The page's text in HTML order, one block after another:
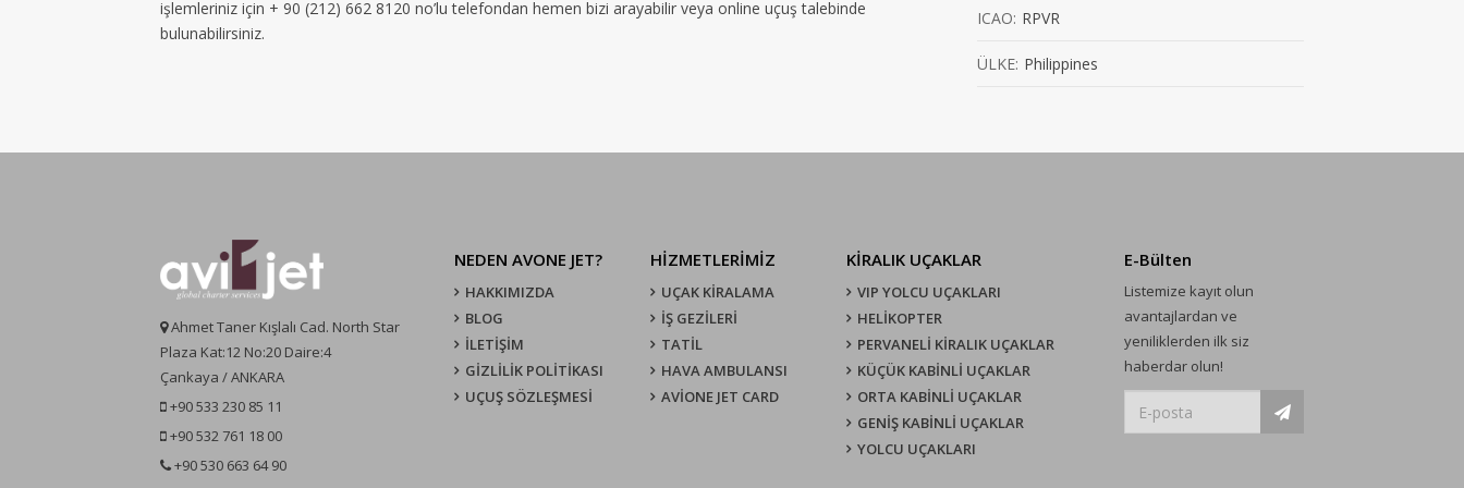
işlemleriniz için + 90 (212) 662 8120 no’lu telefondan hemen bizi arayabilir veya online uçuş talebinde
bulunabilirsiniz.
ICAO: RPVR
ÜLKE: Philippines
Ahmet Taner Kışlalı Cad. North Star
Plaza Kat:12 No:20 Daire:4
Çankaya / ANKARA
+90 533 230 85 11
+90 532 761 18 00
+90 530 663 64 90
NEDEN AVONE JET?
HAKKIMIZDA
BLOG
İLETİŞİM
GİZLİLİK POLİTİKASI
UÇUŞ SÖZLEŞMESI
HİZMETLERİMİZ
UÇAK KIRALAMA
İŞ GEZİLERİ
TATİL
HAVA AMBULANSI
AVİONE JET CARD
KIRALIK UÇAKLAR
VIP YOLCU UÇAKLARI
HELİKOPTER
PERVANELİ KİRALIK UÇAKLAR
KÜÇÜK KABİNLİ UÇAKLAR
ORTA KABİNLİ UÇAKLAR
GENİŞ KABİNLİ UÇAKLAR
YOLCU UÇAKLARI
E-Bülten
Listemize kayıt olun
avantajlardan ve
yeniliklerden ilk siz
haberdar olun!